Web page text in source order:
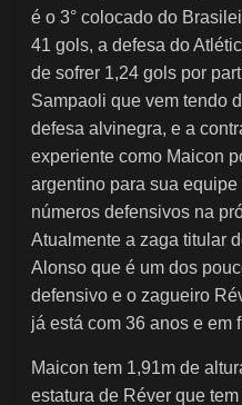
é o 3° colocado do
41 gols, a defesa do
de sofrer 1,24 gols por
Sampaoli que vem tendo
defesa alvinegra, e a
experiente como Maicon
argentino para sua
números defensivos na
Atualmente a zaga titular
Alonso que é um dos
defensivo e o zagueiro
já está com 36 anos e em
Maicon tem 1,91m de
estatura de Réver que